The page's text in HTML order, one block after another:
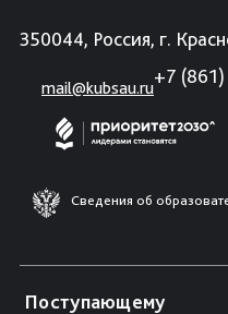
350044, Россия, г.
mail@kubsau.ru
+7
Сведения об
Поступающему